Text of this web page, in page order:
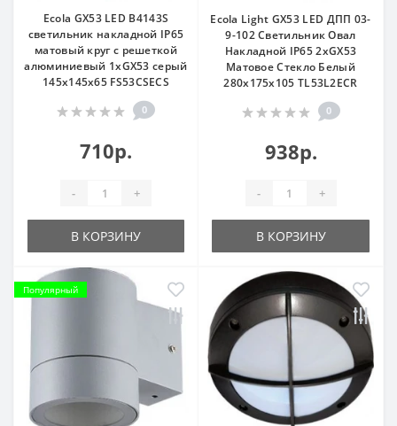
Ecola GX53 LED B4143S
светильник накладной IP65
матовый круг с решеткой
алюминиевый 1xGX53 серый
145x145x65 FS53CSECS
0
710р.
- +
В КОРЗИНУ
Ecola Light GX53 LED ДПП 03-
9-102 Светильник Овал
Накладной IP65 2xGX53
Матовое Стекло Белый
280x175x105 TL53L2ECR
0
938р.
- +
В КОРЗИНУ
Популярный